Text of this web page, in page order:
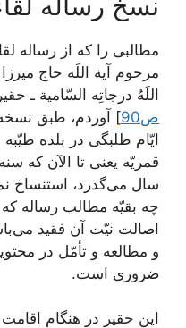
مطالبى را كه از رساله
مرحوم آية اللَه حاج
اللَهُ درجاتِه السّامية ـ
ص90
] آوردم، طبق
سال می‌‏گذرد، استنساخ
چه بقيّه مطالب رساله
اصالت نيّت آن فقيد
و مطالعه و تأمّل در
ضرورى است.
اين حقير در هنگام